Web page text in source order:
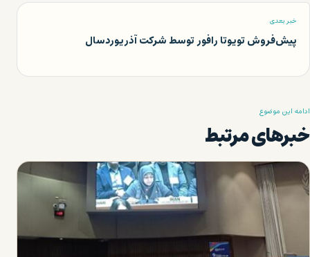
خبر بعدی
پیش‌فروش تویوتا رافور توسط شرکت آذریوردسال
ادامه این موضوع
خبرهای مرتبط